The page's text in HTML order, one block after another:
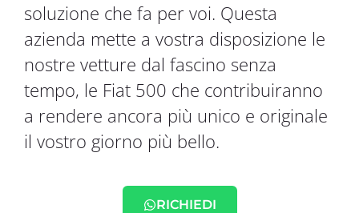
soluzione che fa per voi. Questa
azienda mette a vostra disposizione le
nostre vetture dal fascino senza
tempo, le Fiat 500 che contribuiranno
a rendere ancora più unico e originale
il vostro giorno più bello.
RICHIEDI